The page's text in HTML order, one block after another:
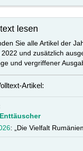
lesen
Sie alle Artikel der
und zusätzlich
und vergriffener
Artikel:
: „Die Vielfalt